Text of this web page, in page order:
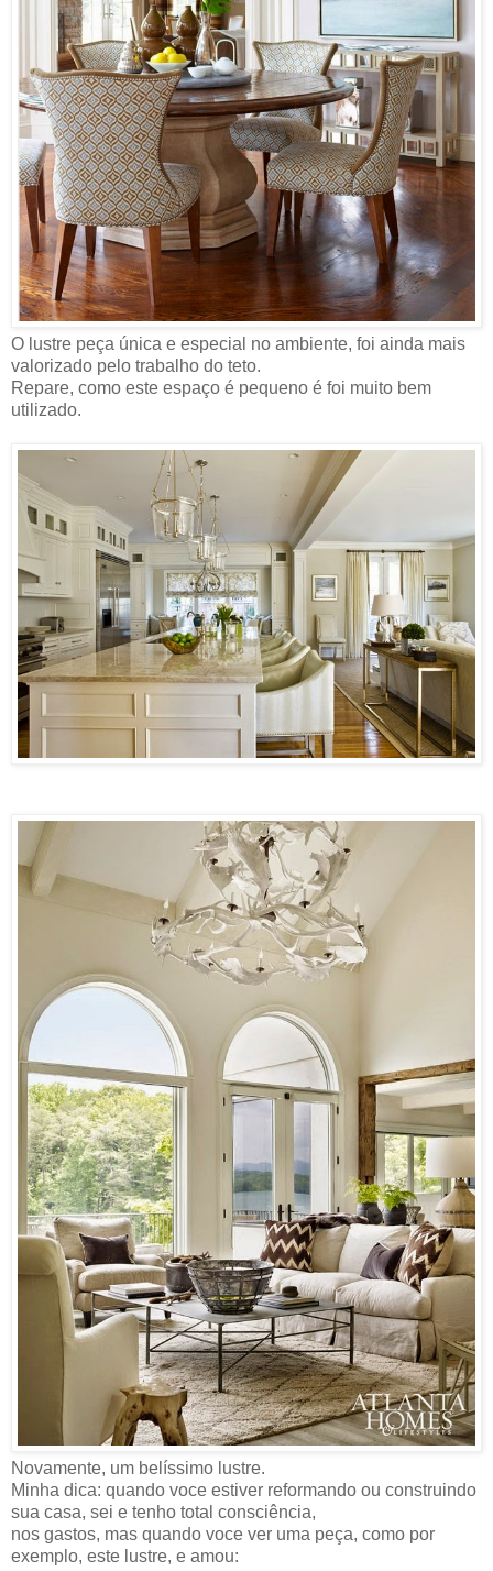
O lustre peça única e especial no ambiente, foi ainda mais
valorizado pelo trabalho do teto.
Repare, como este espaço é pequeno é foi muito bem
utilizado.
Novamente, um belíssimo lustre.
Minha dica: quando voce estiver reformando ou construindo
sua casa, sei e tenho total consciência,
nos gastos, mas quando voce ver uma peça, como por
exemplo, este lustre, e amou: